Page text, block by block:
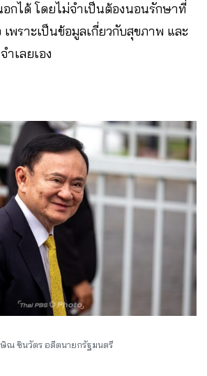
กได้ โดยไม่จำเป็นต้องนอนรักษาที่
เพราะเป็นข้อมูลเกี่ยวกับสุขภาพ และ
ำเลยเอง
ณ ชินวัตร อดีตนายกรัฐมนตรี